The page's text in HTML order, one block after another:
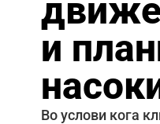
и
Во услови кога